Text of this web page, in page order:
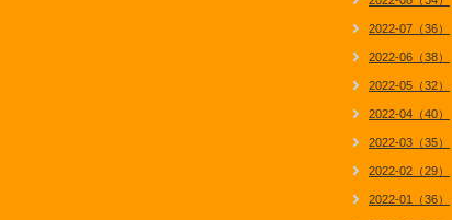
2022-07（36）
2022-06（38）
2022-05（32）
2022-04（40）
2022-03（35）
2022-02（29）
2022-01（36）